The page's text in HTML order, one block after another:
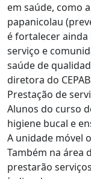
em saúde, como
papanicolau
é fortalecer
serviço e
saúde de
diretora do
Prestação de
Alunos do curso
higiene bucal e
A unidade móvel
Também na área
prestarão